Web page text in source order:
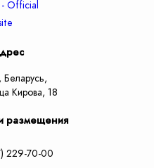
Кирова, 18
размещения
229-70-00